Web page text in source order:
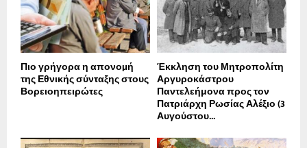
Πιο γρήγορα η απονοµή
της Εθνικής σύνταξης στους
Βορειοηπειρώτες
Έκκληση του Μητροπολίτη
Αργυροκάστρου
Παντελεήμονα προς τον
Πατριάρχη Ρωσίας Αλέξιο (3
Αυγούστου...